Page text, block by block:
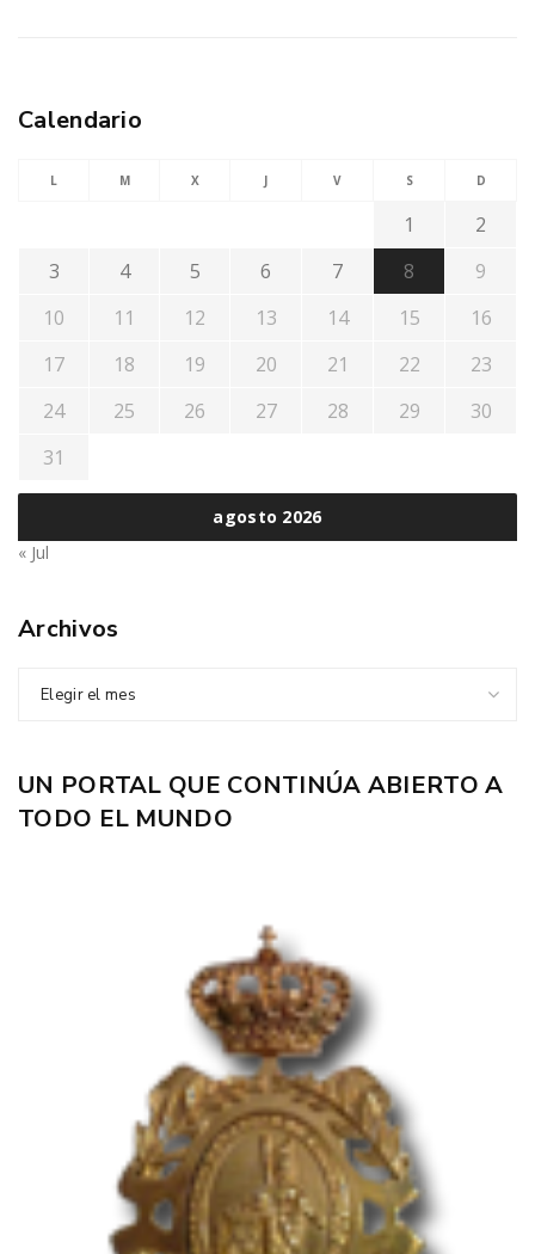
Calendario
agosto 2026
L M X J V S D
1
2
3
4 5 6 7 8
9
10
11 12 13 14 15
16
17
18 19 20 21 22
23
24
25 26 27 28 29
30
31
« Jul
Archivos
Elegir el mes
UN PORTAL QUE CONTINÚA ABIERTO A
TODO EL MUNDO